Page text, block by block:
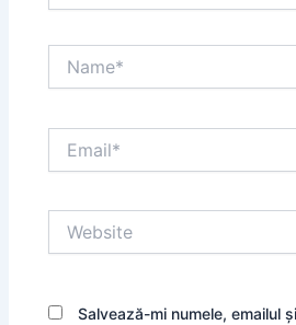
Salvează-mi numele, emailul